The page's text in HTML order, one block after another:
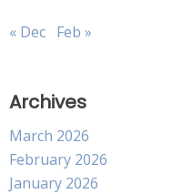
« Dec Feb »
Archives
March 2026
February 2026
January 2026